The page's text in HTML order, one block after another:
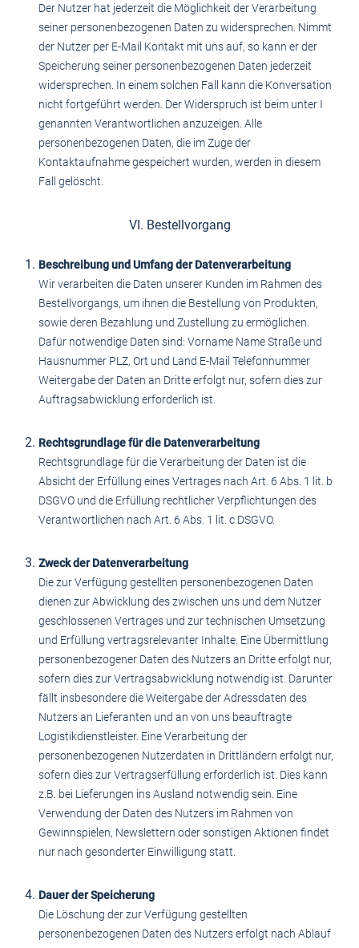
Der Nutzer hat jederzeit die Möglichkeit der Verarbeitung
seiner personenbezogenen Daten zu widersprechen. Nimmt
der Nutzer per E-Mail Kontakt mit uns auf, so kann er der
Speicherung seiner personenbezogenen Daten jederzeit
widersprechen. In einem solchen Fall kann die Konversation
nicht fortgeführt werden. Der Widerspruch ist beim unter I
genannten Verantwortlichen anzuzeigen. Alle
personenbezogenen Daten, die im Zuge der
Kontaktaufnahme gespeichert wurden, werden in diesem
Fall gelöscht.
VI. Bestellvorgang
Beschreibung und Umfang der Datenverarbeitung
Wir verarbeiten die Daten unserer Kunden im Rahmen des
Bestellvorgangs, um ihnen die Bestellung von Produkten,
sowie deren Bezahlung und Zustellung zu ermöglichen.
Dafür notwendige Daten sind: Vorname Name Straße und
Hausnummer PLZ, Ort und Land E-Mail Telefonnummer
Weitergabe der Daten an Dritte erfolgt nur, sofern dies zur
Auftragsabwicklung erforderlich ist.
Rechtsgrundlage für die Datenverarbeitung
Rechtsgrundlage für die Verarbeitung der Daten ist die
Absicht der Erfüllung eines Vertrages nach Art. 6 Abs. 1 lit. b
DSGVO und die Erfüllung rechtlicher Verpflichtungen des
Verantwortlichen nach Art. 6 Abs. 1 lit. c DSGVO.
Zweck der Datenverarbeitung
Die zur Verfügung gestellten personenbezogenen Daten
dienen zur Abwicklung des zwischen uns und dem Nutzer
geschlossenen Vertrages und zur technischen Umsetzung
und Erfüllung vertragsrelevanter Inhalte. Eine Übermittlung
personenbezogener Daten des Nutzers an Dritte erfolgt nur,
sofern dies zur Vertragsabwicklung notwendig ist. Darunter
fällt insbesondere die Weitergabe der Adressdaten des
Nutzers an Lieferanten und an von uns beauftragte
Logistikdienstleister. Eine Verarbeitung der
personenbezogenen Nutzerdaten in Drittländern erfolgt nur,
sofern dies zur Vertragserfüllung erforderlich ist. Dies kann
z.B. bei Lieferungen ins Ausland notwendig sein. Eine
Verwendung der Daten des Nutzers im Rahmen von
Gewinnspielen, Newslettern oder sonstigen Aktionen findet
nur nach gesonderter Einwilligung statt.
Dauer der Speicherung
Die Löschung der zur Verfügung gestellten
personenbezogenen Daten des Nutzers erfolgt nach Ablauf